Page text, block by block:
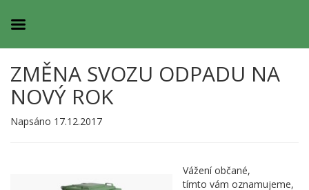
ZMĚNA SVOZU ODPADU NA
NOVÝ ROK
Napsáno 17.12.2017
Vážení občané,
tímto vám oznamujeme,